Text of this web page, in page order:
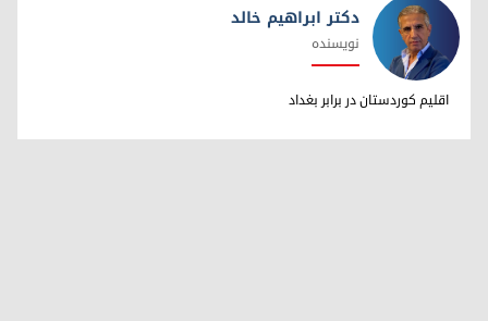
دکتر ابراهیم خالد
دکتر ابراهیم خالد
نویسنده
اقلیم کوردستان در برابر بغداد